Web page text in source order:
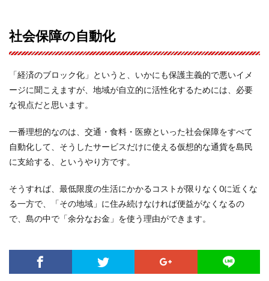
社会保障の自動化
「経済のブロック化」というと、いかにも保護主義的で悪いイメ
ージに聞こえますが、地域が自立的に活性化するためには、必要
な視点だと思います。
一番理想的なのは、交通・食料・医療といった社会保障をすべて
自動化して、そうしたサービスだけに使える仮想的な通貨を島民
に支給する、というやり方です。
そうすれば、最低限度の生活にかかるコストが限りなく0に近くな
る一方で、「その地域」に住み続けなければ便益がなくなるの
で、島の中で「余分なお金」を使う理由ができます。